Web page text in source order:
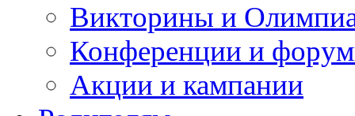
Викторины и
Конференции и
Акции и кампании